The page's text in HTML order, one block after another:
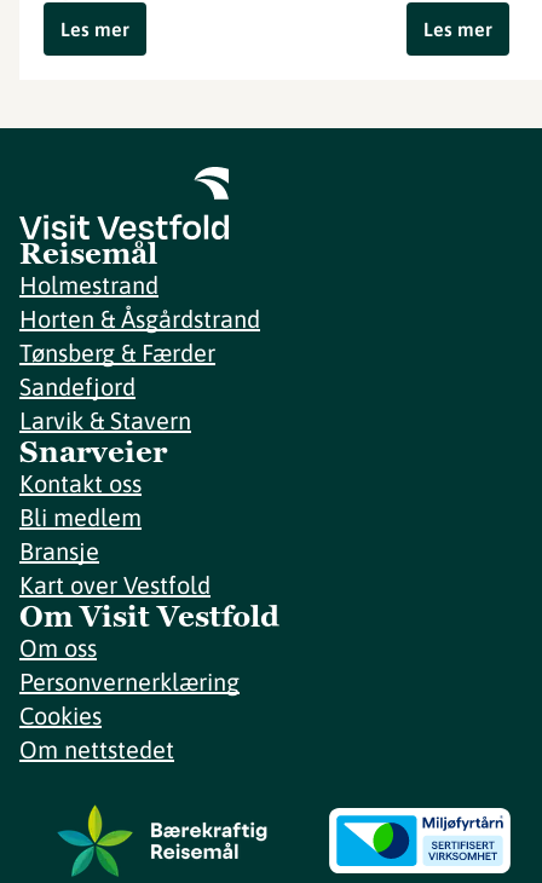
Les mer
Les mer
Reisemål
Holmestrand
Horten & Åsgårdstrand
Tønsberg & Færder
Sandefjord
Larvik & Stavern
Snarveier
Kontakt oss
Bli medlem
Bransje
Kart over Vestfold
Om Visit Vestfold
Om oss
Personvernerklæring
Cookies
Om nettstedet